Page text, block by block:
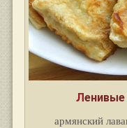
армянский